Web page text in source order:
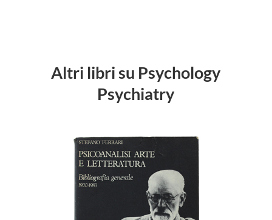
Altri libri su Psychology
Psychiatry